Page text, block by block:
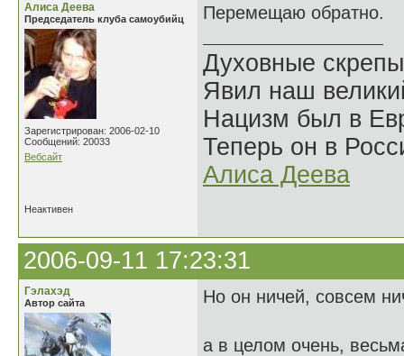
Алиса Деева
Председатель клуба самоубийц
Зарегистрирован: 2006-02-10
Сообщений: 20033
Вебсайт
Перемещаю обратно.
Духовные
Явил наш
Нацизм был в
Теперь он в
Алиса Деева
Неактивен
2006-09-11 17:23:31
Гэлахэд
Автор сайта Но он ничей, совсем
а в целом очень,